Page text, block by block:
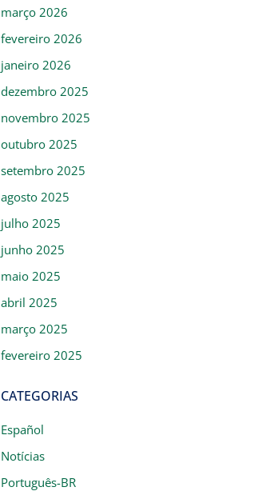
março 2026
fevereiro 2026
janeiro 2026
dezembro 2025
novembro 2025
outubro 2025
setembro 2025
agosto 2025
julho 2025
junho 2025
maio 2025
abril 2025
março 2025
fevereiro 2025
CATEGORIAS
Español
Notícias
Português-BR